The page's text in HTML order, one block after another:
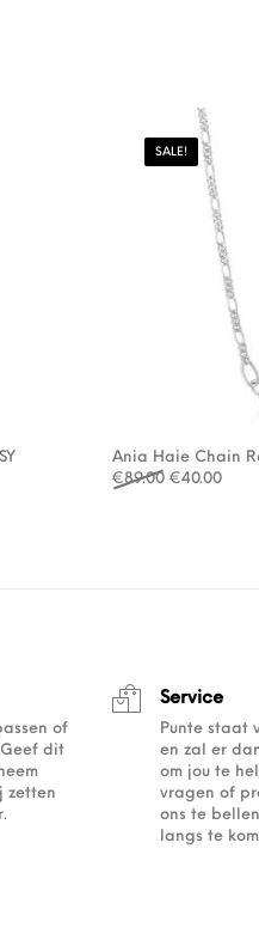
€109.00.
SALE!
Ania Haie Chain
€89.00 €40.00
of
dit
zetten
Service
Punte staat
en zal er
om jou te
vragen of
ons te
langs te